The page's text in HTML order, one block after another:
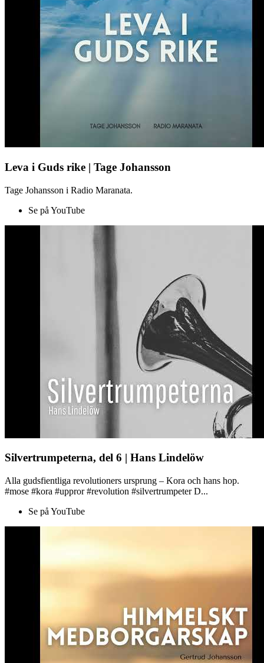
Leva i Guds rike | Tage Johansson
Tage Johansson i Radio Maranata.
Se på YouTube
Silvertrumpeterna, del 6 | Hans Lindelöw
Alla gudsfientliga revolutioners ursprung – Kora och hans hop.
#mose #kora #uppror #revolution #silvertrumpeter D...
Se på YouTube